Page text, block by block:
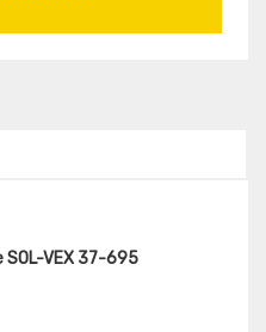
SOL-VEX 37-695